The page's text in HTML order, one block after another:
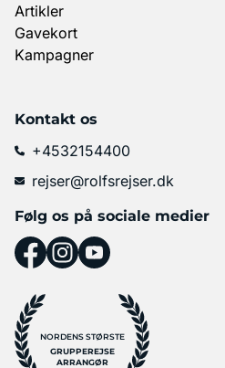
Artikler
Gavekort
Kampagner
Kontakt os
+4532154400
rejser@rolfsrejser.dk
Følg os på sociale medier
NORDENS STØRSTE
GRUPPEREJSE
ARRANGØR